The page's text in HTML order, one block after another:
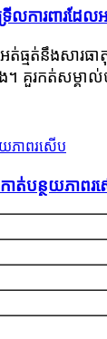
លការពារដែ
ធ្មត់នឹងសារ
គួរកត់សម្គា
ត់បន្ថយភាពរ